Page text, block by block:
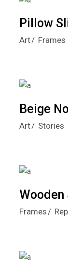
Pillow
Art
Frames
Beige
Art
Stories
Wooden
Frames